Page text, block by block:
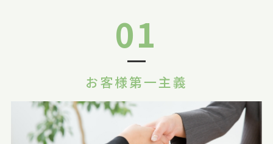
01
お客様第一主義